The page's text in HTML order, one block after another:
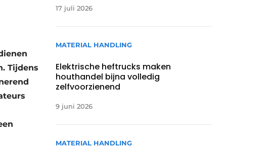
Tijdens
17 juli 2026
MATERIAL HANDLING
Elektrische heftrucks maken
houthandel bijna volledig
zelfvoorzienend
9 juni 2026
MATERIAL HANDLING